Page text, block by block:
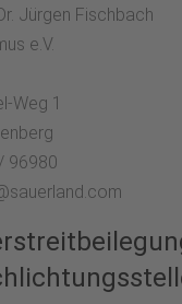
Jürgen Fischbach
e.V.
Weg 1
96980